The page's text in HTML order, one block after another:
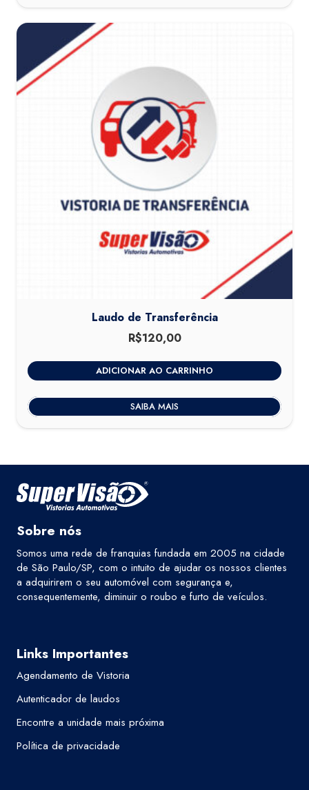
Laudo de Transferência
R$120,00
ADICIONAR AO CARRINHO
SAIBA MAIS
Sobre nós
Somos uma rede de franquias fundada em 2005 na cidade
de São Paulo/SP, com o intuito de ajudar os nossos clientes
a adquirirem o seu automóvel com segurança e,
consequentemente, diminuir o roubo e furto de veículos.
Links Importantes
Agendamento de Vistoria
Autenticador de laudos
Encontre a unidade mais próxima
Política de privacidade